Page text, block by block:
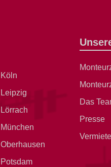
Köln
Leipzig
Lörrach
München
Oberhausen
Potsdam
Das
Presse